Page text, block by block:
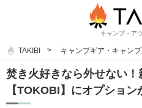
キャンプ・ア
TAKIBI キャンプギア・キャン
焚き火好きなら外せない！
【TOKOBI】にオプション